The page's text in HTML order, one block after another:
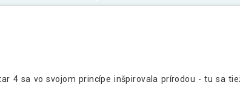
4 sa vo svojom princípe inšpirovala prírodou - tu sa